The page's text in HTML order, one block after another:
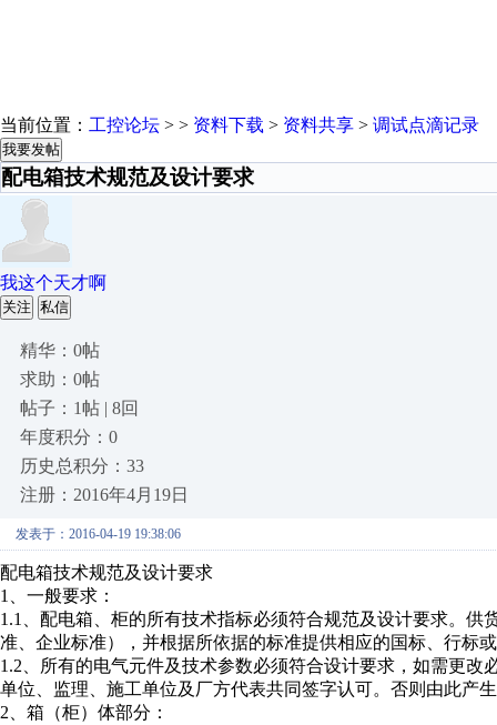
当前位置： 工控论坛 > > 资料下载 > 资料共享 > 调试点滴记录
我要发帖
配电箱技术规范及设计要求
我这个天才啊
关注 私信
精华：0帖
求助：0帖
帖子：1帖 | 8回
年度积分：0
历史总积分：33
注册：2016年4月19日
发表于：2016-04-19 19:38:06
配电箱技术规范及设计要求
1、一般要求：
1.1、配电箱、柜的所有技术指标必须符合规范及设计要求。
准、企业标准），并根据所依据的标准提供相应的国标、行标
1.2、所有的电气元件及技术参数必须符合设计要求，如需更
单位、监理、施工单位及厂方代表共同签字认可。否则由此产
2、箱（柜）体部分：